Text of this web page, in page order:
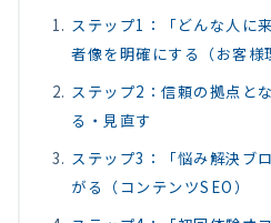
ステップ1：「どんな人に
者像を明確にする（お客様
ステップ2：信頼の拠点と
る・見直す
ステップ3：「悩み解決ブ
がる（コンテンツSEO）